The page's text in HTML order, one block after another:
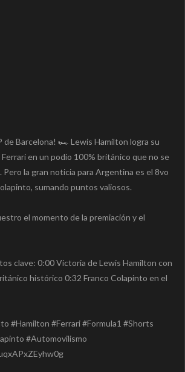
de Barcelona! 🏎️ Lewis Hamilton logra su
en un podio 100% británico que no se
la gran noticia para Argentina es el 8vo
sumando puntos valiosos.
el momento de la premiación y el
clave: 0:00 Victoria de Lewis Hamilton con
histórico 0:32 Franco Colapinto en el
#Hamilton #Ferrari #Formula1 #Shorts
#Automovilismo